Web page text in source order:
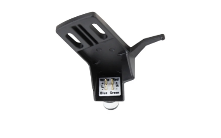
hvězdiček.